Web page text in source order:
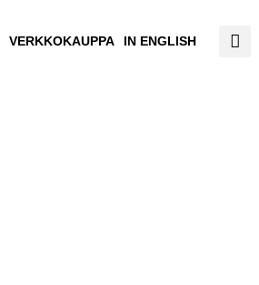
VERKKOKAUPPA IN ENGLISH